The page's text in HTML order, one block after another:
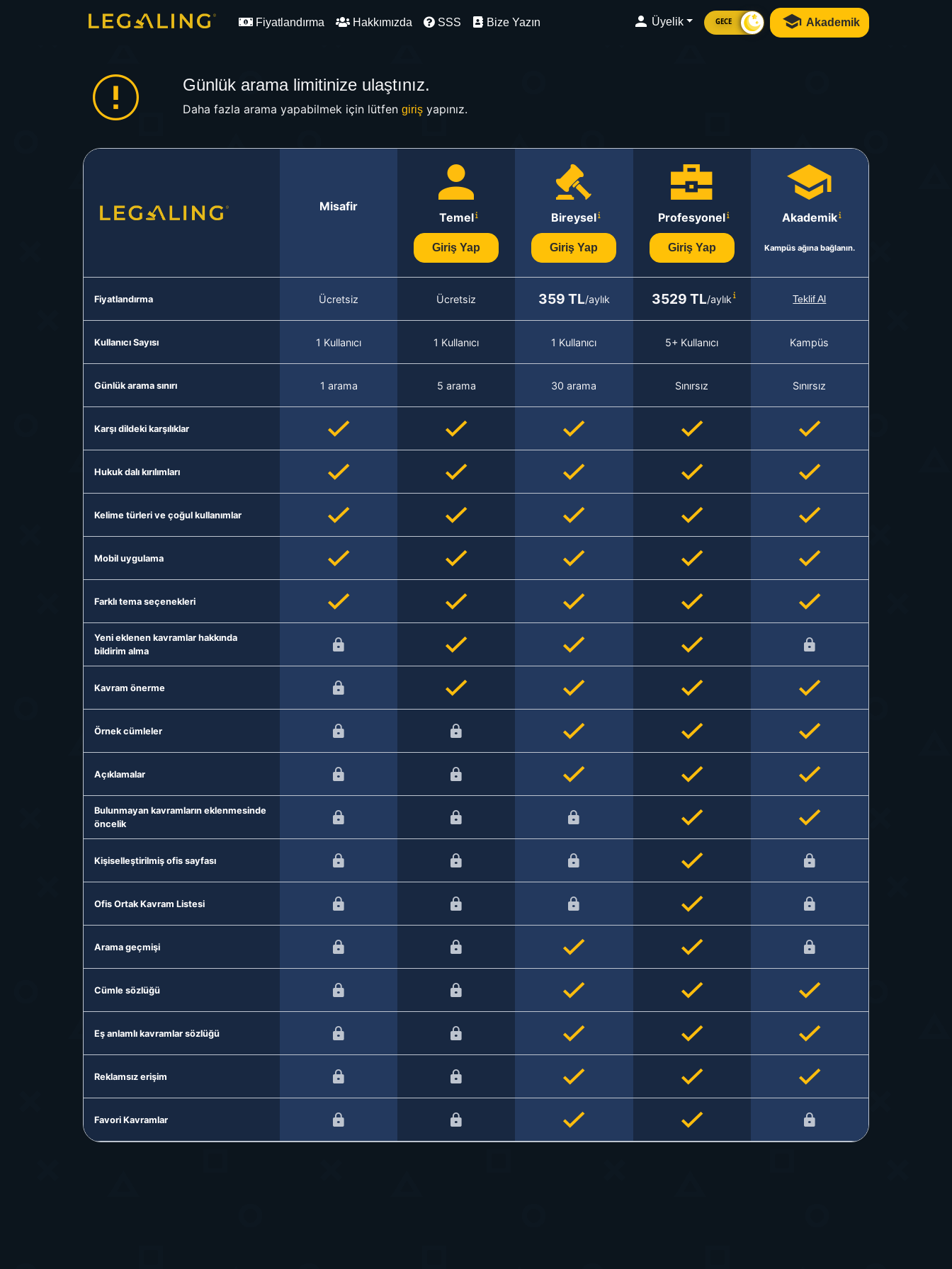
Fiyatlandırma Hakkımızda SSS Bize Yazın Üyelik GECE Akademik
Günlük arama limitinize ulaştınız.
Daha fazla arama yapabilmek için lütfen girişyapınız.
Misafir
Temel
Giriş Yap
Bireysel
Giriş Yap
Profesyonel
Giriş Yap
Akademik
Kampüs ağına bağlanın.
Fiyatlandırma Ücretsiz Ücretsiz 359 TL/aylık 3529 TL/aylık Teklif Al
Kullanıcı Sayısı 1 Kullanıcı 1 Kullanıcı 1 Kullanıcı 5+ Kullanıcı Kampüs
Günlük arama sınırı 1 arama 5 arama 30 arama Sınırsız Sınırsız
Karşı dildeki karşılıklar
Hukuk dalı kırılımları
Kelime türleri ve çoğul kullanımlar
Mobil uygulama
Farklı tema seçenekleri
Yeni eklenen kavramlar hakkında
bildirim alma
Kavram önerme
Örnek cümleler
Açıklamalar
Bulunmayan kavramların eklenmesinde
öncelik
Kişiselleştirilmiş ofis sayfası
Ofis Ortak Kavram Listesi
Arama geçmişi
Cümle sözlüğü
Eş anlamlı kavramlar sözlüğü
Reklamsız erişim
Favori Kavramlar